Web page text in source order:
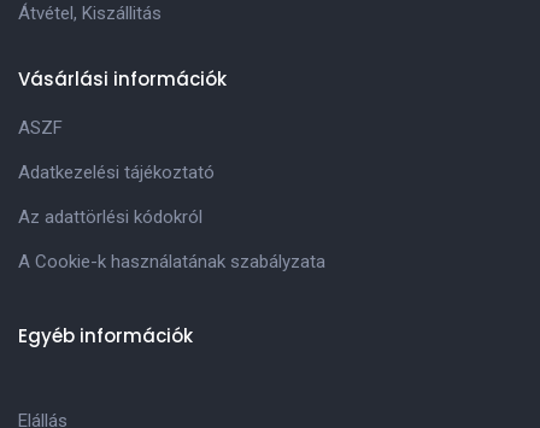
Átvétel, Kiszállitás
Vásárlási információk
ASZF
Adatkezelési tájékoztató
Az adattörlési kódokról
A Cookie-k használatának szabályzata
Egyéb információk
Elállás